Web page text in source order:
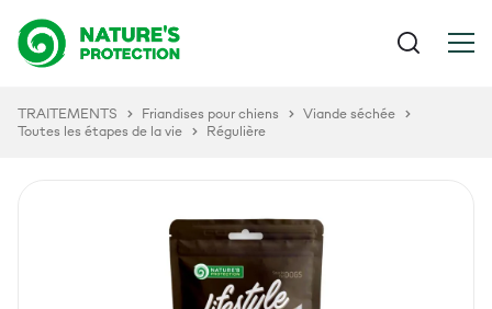
TRAITEMENTS Friandises pour chiens
Viande séchée
Toutes les étapes de la vie
Régulière